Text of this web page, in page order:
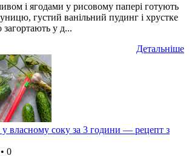
і ягодами у рисовому папері готують
густий ванільний пудинг і хрустке
у д...
Детальніше
у власному соку за 3 години — рецепт з
• 0